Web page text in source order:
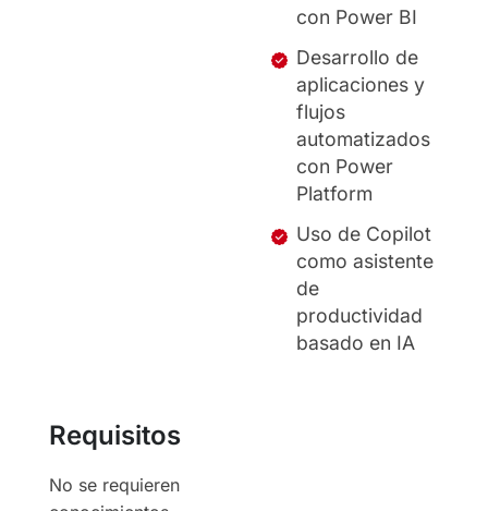
con Power BI
Desarrollo de
aplicaciones y
flujos
automatizados
con Power
Platform
Uso de Copilot
como asistente
de
productividad
basado en IA
Requisitos
No se requieren